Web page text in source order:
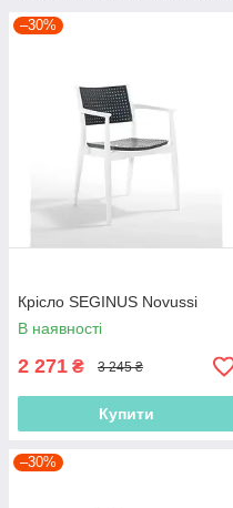
–30%
Крісло SEGINUS Novussi
В наявності
2 271 ₴ 3 245 ₴
Купити
–30%